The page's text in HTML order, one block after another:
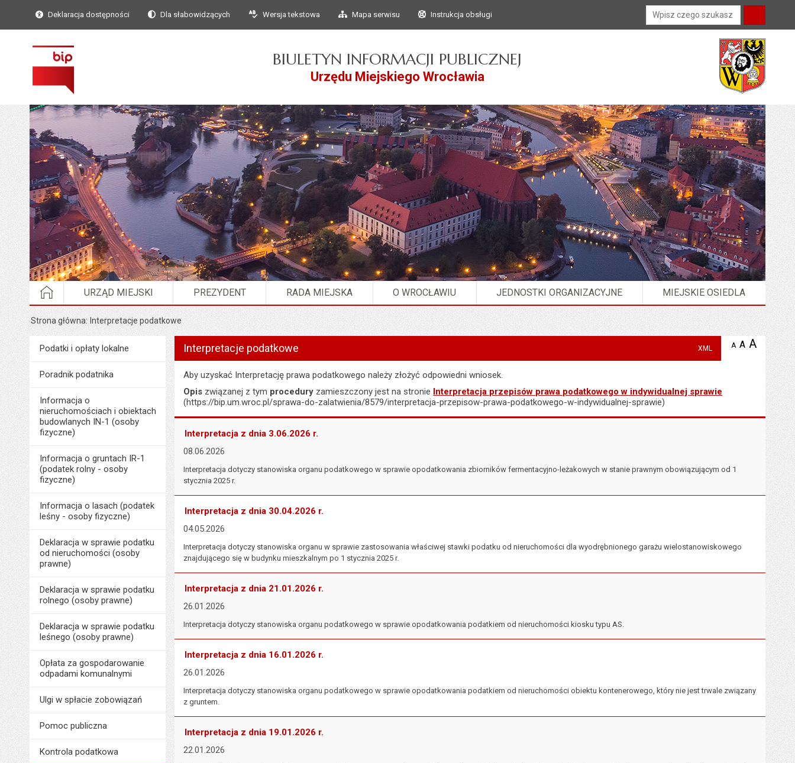
Przejdź do głównego
Przejdź do treści
Deklaracja dostępności Dla słabowidzących Wersja tekstowa Mapa serwisu Instrukcja obsługi Wyszukiwarka
BIULETYN INFORMACJI PUBLICZNEJ
Urzędu Miejskiego Wrocławia
STRONA GŁÓWNA
URZĄD MIEJSKI PREZYDENT RADA MIEJSKA O WROCŁAWIU JEDNOSTKI ORGANIZACYJNE MIEJSKIE OSIEDLA
Strona główna Interpretacje podatkowe
MenuPodatki i opłaty lokalne
Podatki i opłaty lokalne
Poradnik podatnika
Informacja o
nieruchomościach i obiektach
budowlanych IN-1 (osoby
fizyczne)
Informacja o gruntach IR-1
(podatek rolny - osoby
fizyczne)
Informacja o lasach (podatek
leśny - osoby fizyczne)
Deklaracja w sprawie podatku
od nieruchomości (osoby
prawne)
Deklaracja w sprawie podatku
rolnego (osoby prawne)
Deklaracja w sprawie podatku
leśnego (osoby prawne)
Opłata za gospodarowanie
odpadami komunalnymi
Ulgi w spłacie zobowiązań
Pomoc publiczna
Kontrola podatkowa
Interpretacje podatkowe XML A zmniejsz
A domyślna
A
Aby uzyskać Interpretację prawa podatkowego należy złożyć odpowiedni wniosek.
Opis związanej z tym procedury zamieszczony jest na stronie Interpretacja przepisów prawa podatkowego w indywidualnej sprawie
(https://bip.um.wroc.pl/sprawa-do-zalatwienia/8579/interpretacja-przepisow-prawa-podatkowego-w-indywidualnej-sprawie)
Interpretacja z dnia 3.06.2026 r.
08.06.2026
Interpretacja dotyczy stanowiska organu podatkowego w sprawie opodatkowania zbiorników fermentacyjno-leżakowych w stanie prawnym obowiązującym od 1
stycznia 2025 r.
Interpretacja z dnia 30.04.2026 r.
04.05.2026
Interpretacja dotyczy stanowiska organu w sprawie zastosowania właściwej stawki podatku od nieruchomości dla wyodrębnionego garażu wielostanowiskowego
znajdującego się w budynku mieszkalnym po 1 stycznia 2025 r.
Interpretacja z dnia 21.01.2026 r.
26.01.2026
Interpretacja dotyczy stanowiska organu podatkowego w sprawie opodatkowania podatkiem od nieruchomości kiosku typu AS.
Interpretacja z dnia 16.01.2026 r.
26.01.2026
Interpretacja dotyczy stanowiska organu podatkowego w sprawie opodatkowania podatkiem od nieruchomości obiektu kontenerowego, który nie jest trwale związany
z gruntem.
Interpretacja z dnia 19.01.2026 r.
22.01.2026